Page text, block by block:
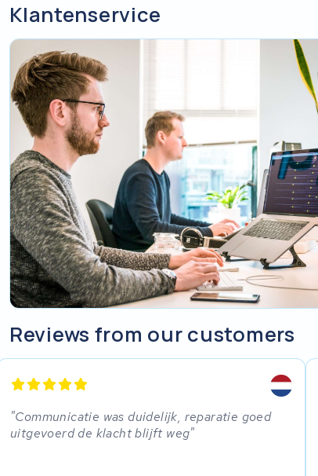
Klantenservice
Reviews from our customers
Communicatie was duidelijk, reparatie goed
uitgevoerd de klacht blijft weg